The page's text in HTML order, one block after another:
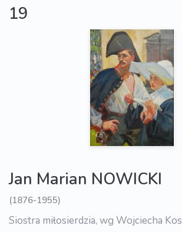
19
Jan Marian NOWICKI
(1876-1955)
Siostra miłosierdzia, wg Wojciecha